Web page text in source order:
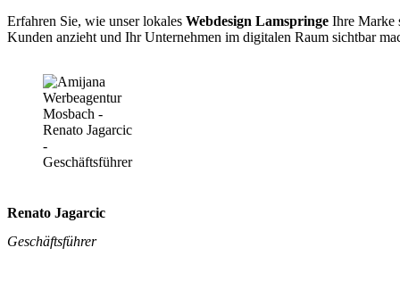
Erfahren Sie, wie unser lokales Webdesign Lamspringe Ihre Marke
Kunden anzieht und Ihr Unternehmen im digitalen Raum sichtbar
Renato Jagarcic
Geschäftsführer